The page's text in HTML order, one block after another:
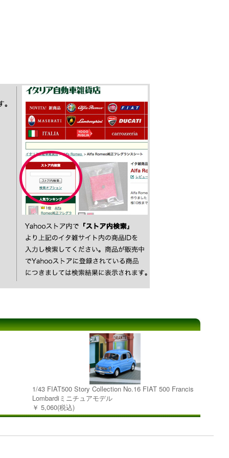
1/43 FIAT500 Story Collection No.16 FIAT 500 Francis
Lombardiミニチュアモデル
￥ 5,060(税込)